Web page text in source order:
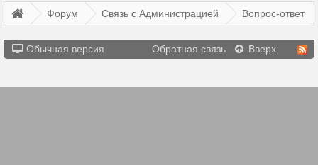
Форум Связь с Администрацией Вопрос-ответ
Обычная версия Обратная связь Вверх